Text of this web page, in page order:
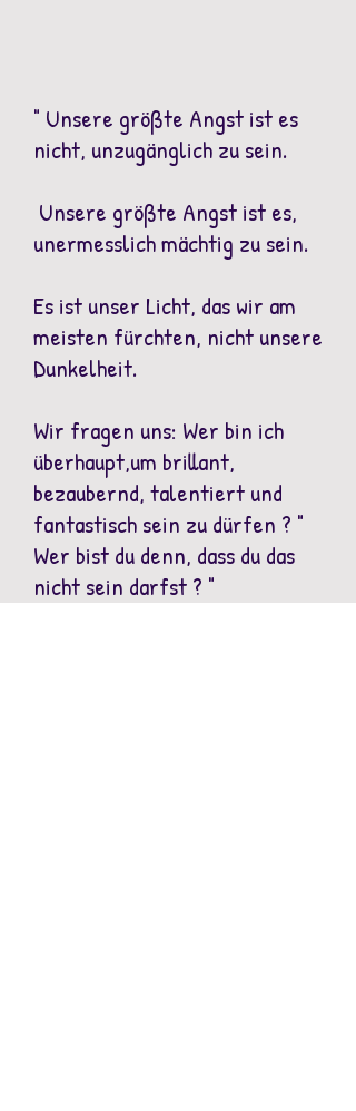
" Unsere größte Angst ist es
nicht, unzugänglich zu sein.
Unsere größte Angst ist es,
unermesslich mächtig zu sein.
Es ist unser Licht, das wir am
meisten fürchten, nicht unsere
Dunkelheit.
Wir fragen uns: Wer bin ich
überhaupt,um brillant,
bezaubernd, talentiert und
fantastisch sein zu dürfen ? "
Wer bist du denn, dass du das
nicht sein darfst ? "